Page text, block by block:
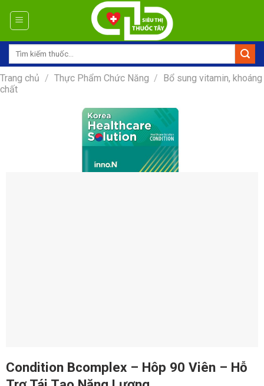
Tìm
Trang chủ / Thực Phẩm Chức Năng / Bổ sung vitamin, khoáng
chất
Condition Bcomplex – Hôp 90 Viên – Hỗ